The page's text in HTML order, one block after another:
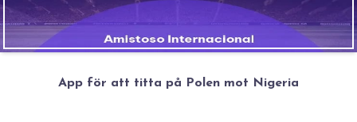
App för att titta på Polen mot Nigeria